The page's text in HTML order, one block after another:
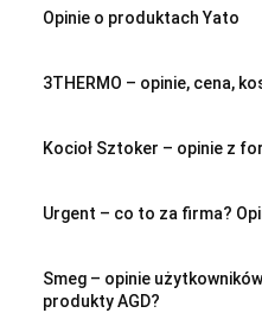
Opinie o produktach Yato
3THERMO – opinie, cena,
Kocioł Sztoker – opinie z
Urgent – co to za firma?
Smeg – opinie
produkty AGD?